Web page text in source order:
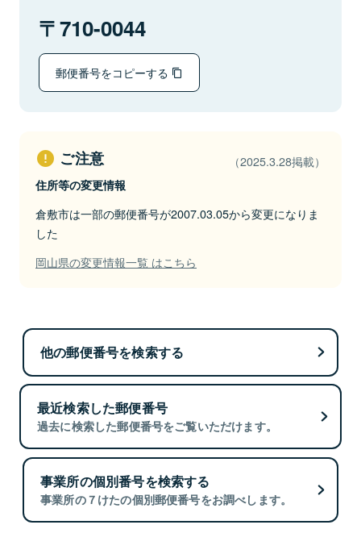
710-0044
郵便番号をコピーする
ご注意 （2025.3.28掲載）
住所等の変更情報
倉敷市は一部の郵便番号が2007.03.05から変更になりま
した
岡山県の変更情報一覧 はこちら
他の郵便番号を検索する
最近検索した郵便番号
過去に検索した郵便番号をご覧いただけます。
事業所の個別番号を検索する
事業所の７けたの個別郵便番号をお調べします。